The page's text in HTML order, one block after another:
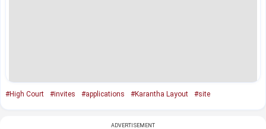
#High Court #invites #applications #Karantha Layout #site
ADVERTISEMENT